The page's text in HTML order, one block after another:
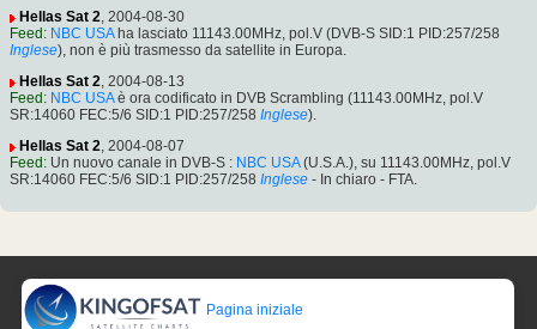
Hellas Sat 2, 2004-08-30
Feed : NBC USAha lasciato 11143.00MHz, pol.V (DVB-S SID:1 PID:257/258
Inglese), non è più trasmesso da satellite in Europa.
Hellas Sat 2, 2004-08-13
Feed : NBC USAè ora codificato in DVB Scrambling (11143.00MHz, pol.V
SR:14060 FEC:5/6 SID:1 PID:257/258 Inglese).
Hellas Sat 2, 2004-08-07
Feed : Un nuovo canale in DVB-S : NBC USA(U.S.A.), su 11143.00MHz, pol.V
SR:14060 FEC:5/6 SID:1 PID:257/258 Inglese - In chiaro - FTA.
Pagina iniziale